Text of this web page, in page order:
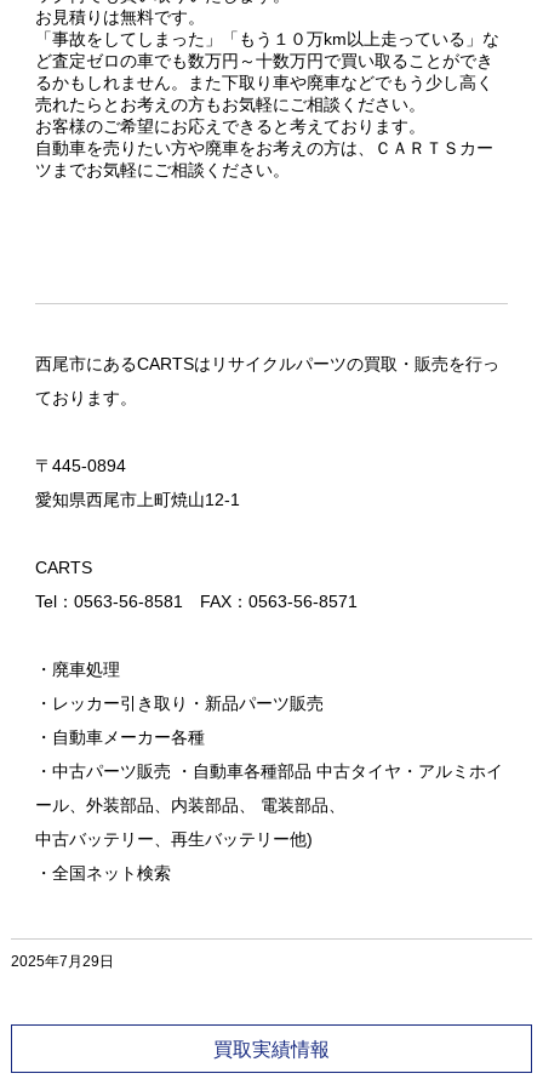
お見積りは無料です。
「事故をしてしまった」「もう１０万km以上走っている」な
ど査定ゼロの車でも数万円～十数万円で買い取ることができ
るかもしれません。また下取り車や廃車などでもう少し高く
売れたらとお考えの方もお気軽にご相談ください。
お客様のご希望にお応えできると考えております。
自動車を売りたい方や廃車をお考えの方は、ＣＡＲＴＳカー
ツまでお気軽にご相談ください。
西尾市にあるCARTSはリサイクルパーツの買取・販売を行っ
ております。
〒445-0894
愛知県西尾市上町焼山12-1
CARTS
Tel：0563-56-8581 FAX：0563-56-8571
・廃車処理
・レッカー引き取り・新品パーツ販売
・自動車メーカー各種
・中古パーツ販売 ・自動車各種部品 中古タイヤ・アルミホイ
ール、外装部品、内装部品、 電装部品、
中古バッテリー、再生バッテリー他)
・全国ネット検索
2025年7月29日
買取実績情報